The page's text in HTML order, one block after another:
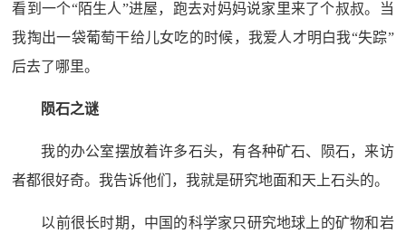
看到一个“陌生人”进屋，跑去对妈妈说家里来了个叔叔。当
我掏出一袋葡萄干给儿女吃的时候，我爱人才明白我“失踪”
后去了哪里。
陨石之谜
我的办公室摆放着许多石头，有各种矿石、陨石，来访
者都很好奇。我告诉他们，我就是研究地面和天上石头的。
以前很长时期，中国的科学家只研究地球上的矿物和岩